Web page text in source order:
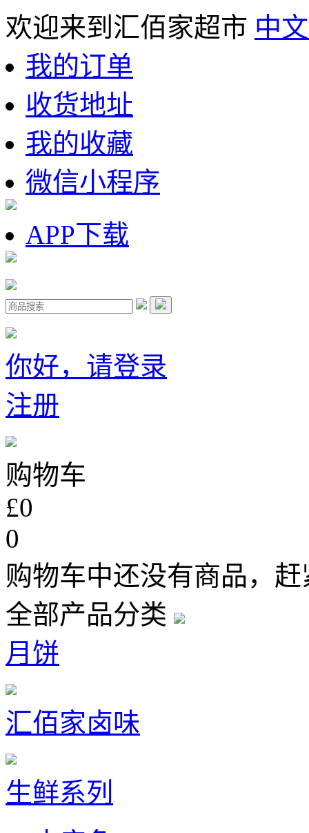
欢迎来到汇佰家超市 中
我的订单
收货地址
我的收藏
微信小程序
APP下载
你好，请登录
注册
购物车
£0
0
购物车中还没有商品，
全部产品分类
月饼
汇佰家卤味
生鲜系列